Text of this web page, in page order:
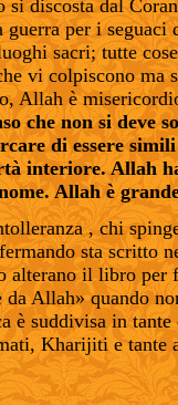
discosta dal
guerra per i
sacri; tutte
vi colpiscono
Allah è
che non si deve
di essere
interiore. Allah
Allah è
, chi
sta scritto
il libro per
Allah» quando
è suddivisa in
Kharijiti e tante